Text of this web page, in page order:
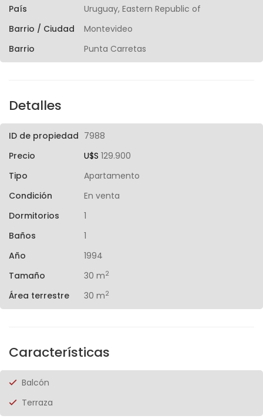
País
Uruguay, Eastern Republic of
Barrio / Ciudad
Montevideo
Barrio
Punta Carretas
Detalles
ID de propiedad 7988
Precio
U$S 129.900
Tipo
Apartamento
Condición
En venta
Dormitorios
1
Baños
1
Año
1994
Tamaño
30 m2
Área terrestre 30 m2
Características
Balcón
Terraza